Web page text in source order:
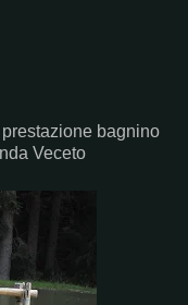
bagnino
Veceto